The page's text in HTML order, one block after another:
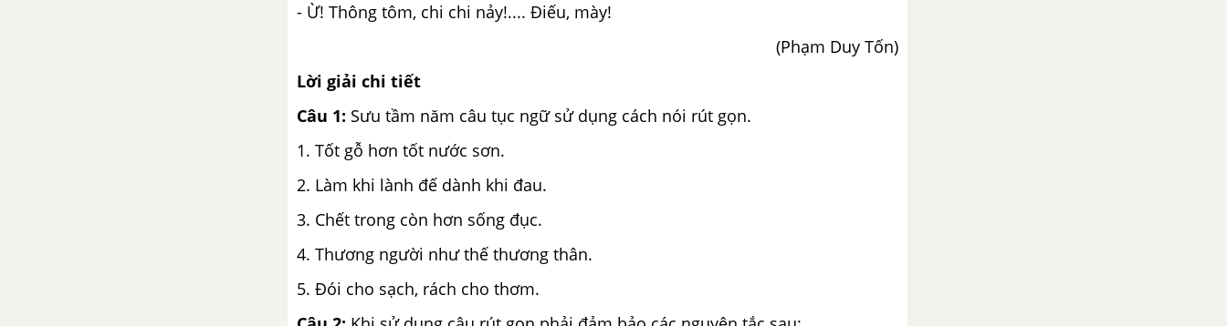
- Ừ! Thông tôm, chi chi nảy!.... Điếu, mày!
(Phạm Duy Tốn)
Lời giải chi tiết
Câu 1: Sưu tầm năm câu tục ngữ sử dụng cách nói rút gọn.
1. Tốt gỗ hơn tốt nước sơn.
2. Làm khi lành đế dành khi đau.
3. Chết trong còn hơn sống đục.
4. Thương người như thế thương thân.
5. Đói cho sạch, rách cho thơm.